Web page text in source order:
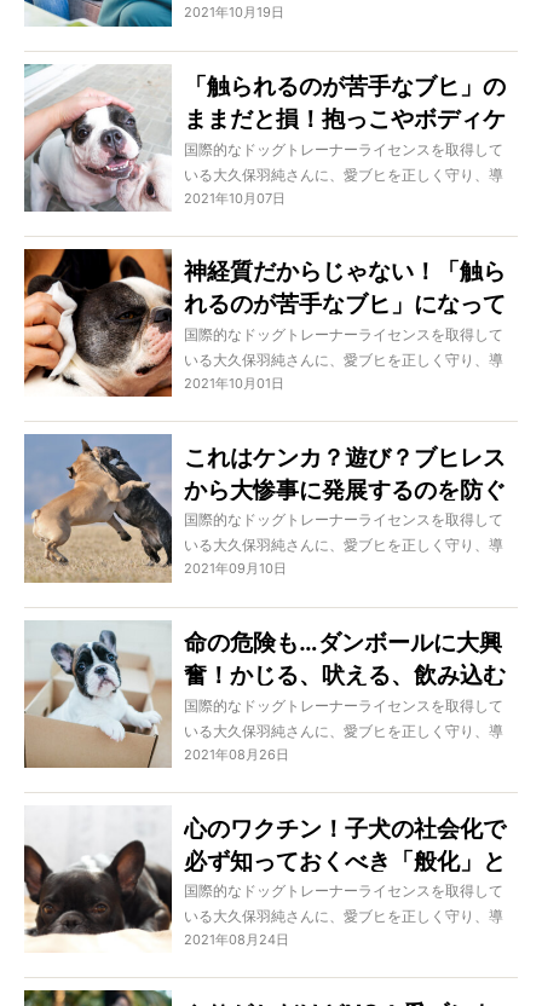
き、固い信頼関係を築くための方法を学ぶこの特
いでしまって、一緒にカフェに行けない」という
お悩みを抱えるオーナーさんに向け、今回は愛ブ
ヒとカフェでゆったり過ごすためのヒントをお届
けします。
2021年10月19日
「触られるのが苦手なブヒ」の
ままだと損！抱っこやボディケ
アへの苦手意識をなくす確実な
方法とは
国際的なドッグトレーナーライセンスを取得して
いる大久保羽純さんに、愛ブヒを正しく守り、導
き、固い信頼関係を築くための方法を学ぶこの特
方法をお伝えします。
今回は後編になるので、ぜひ前編から読んでみて
くださいね。
2021年10月07日
神経質だからじゃない！「触ら
れるのが苦手なブヒ」になって
しまう理由3つ＆触れることの
メリット5つ
国際的なドッグトレーナーライセンスを取得して
いる大久保羽純さんに、愛ブヒを正しく守り、導
き、固い信頼関係を築くための方法を学ぶこの特
しまう理由をお伝えします。「うちの子は神経質
だから」と思っているのは、大きな勘違いかもし
れませんよ。
2021年10月01日
これはケンカ？遊び？ブヒレス
から大惨事に発展するのを防ぐ
ために…「これ以上のヒートア
ップは危険」その見極め方
国際的なドッグトレーナーライセンスを取得して
いる大久保羽純さんに、愛ブヒを正しく守り、導
き、固い信頼関係を築くための方法を学ぶこの特
さんに向けて、犬同士の遊びとケンカの見極め方
についてお伝えします。
2021年09月10日
命の危険も…ダンボールに大興
奮！かじる、吠える、飲み込む
ブヒの心理・対策は？
国際的なドッグトレーナーライセンスを取得して
いる大久保羽純さんに、愛ブヒを正しく守り、導
き、固い信頼関係を築くための方法を学ぶこの特
します。「たかがダンボール遊び」と侮っている
と、場合によっては命を危険にさらすことも。油
断せず、しっかりと対処したいものです。
2021年08月26日
心のワクチン！子犬の社会化で
必ず知っておくべき「般化」と
は【社会化を学ぶ Vol.4】
国際的なドッグトレーナーライセンスを取得して
いる大久保羽純さんに、愛ブヒを正しく守り、導
き、固い信頼関係を築くための方法を学ぶこの特
2021年08月24日